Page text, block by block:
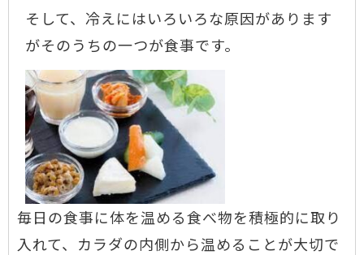
そして、冷えにはいろいろな原因があります
がそのうちの一つが食事です。
毎日の食事に体を温める食べ物を積極的に取り
入れて、カラダの内側から温めることが大切で